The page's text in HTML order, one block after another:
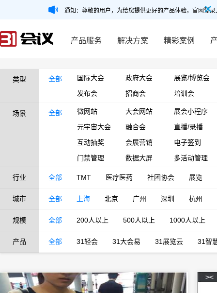
通知：尊敬的用户，为给您提供更好的产品体验，官网登
产品服务 解决方案 精彩案例
类型 全部 国际大会 政府大会
展览/博览会
发布会
招商会 培训会
场景 全部 微网站 大会网站
展会小程序
元宇宙大会
融合会
直播/录播
互动抽奖
会展营销
电子签到
门禁管理
数据大屏 多活动管理
行业 全部 TMT 医疗医药 社团协会 展览
城市 全部 上海 北京 广州 深圳 杭州
规模 全部 200人以上 500人以上 1000人以上
产品 全部 31轻会 31大会易 31展览云 31智